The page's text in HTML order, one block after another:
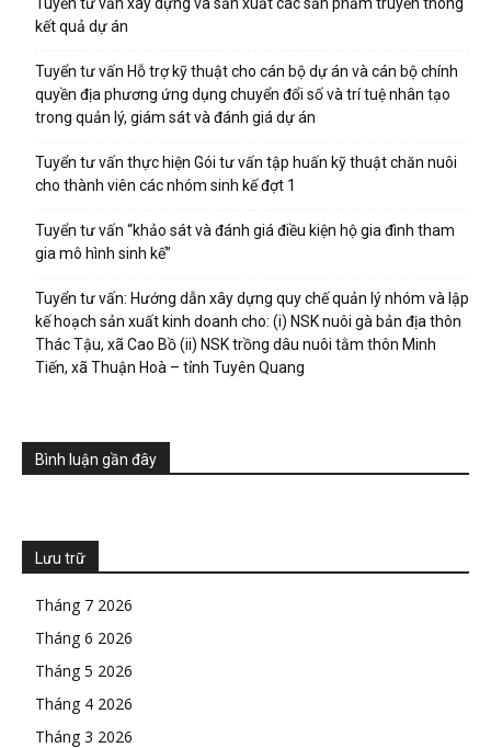
kết quả dự án
Tuyển tư vấn Hỗ trợ kỹ thuật cho cán bộ dự án và cán bộ chính
quyền địa phương ứng dụng chuyển đổi số và trí tuệ nhân tạo
trong quản lý, giám sát và đánh giá dự án
Tuyển tư vấn thực hiện Gói tư vấn tập huấn kỹ thuật chăn nuôi
cho thành viên các nhóm sinh kế đợt 1
Tuyển tư vấn “khảo sát và đánh giá điều kiện hộ gia đình tham
gia mô hình sinh kế”
Tuyển tư vấn: Hướng dẫn xây dựng quy chế quản lý nhóm và lập
kế hoạch sản xuất kinh doanh cho: (i) NSK nuôi gà bản địa thôn
Thác Tậu, xã Cao Bồ (ii) NSK trồng dâu nuôi tằm thôn Minh
Tiến, xã Thuận Hoà – tỉnh Tuyên Quang
Bình luận gần đây
Lưu trữ
Tháng 7 2026
Tháng 6 2026
Tháng 5 2026
Tháng 4 2026
Tháng 3 2026